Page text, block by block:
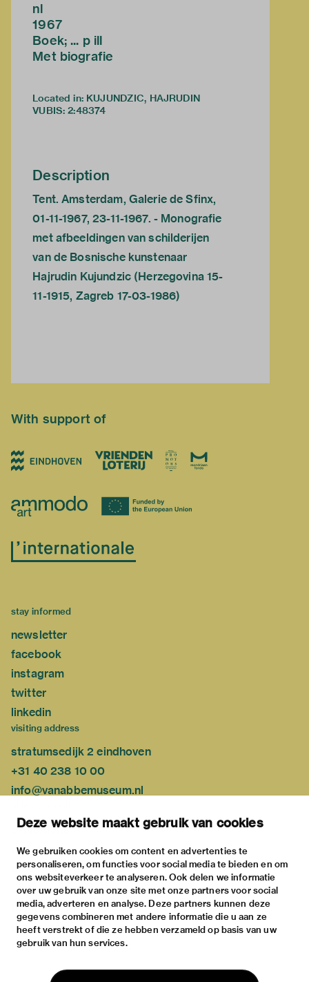
Deze website maakt gebruik van cookies
We gebruiken cookies om content en advertenties te
personaliseren, om functies voor social media te bieden en om
ons websiteverkeer te analyseren. Ook delen we informatie
over uw gebruik van onze site met onze partners voor social
media, adverteren en analyse. Deze partners kunnen deze
gegevens combineren met andere informatie die u aan ze
heeft verstrekt of die ze hebben verzameld op basis van uw
gebruik van hun services.
nl
1967
Boek; ... p ill
Met biografie
Located in: KUJUNDZIC, HAJRUDIN
VUBIS: 2:48374
Description
Tent. Amsterdam, Galerie de Sfinx,
01-11-1967, 23-11-1967. - Monografie
met afbeeldingen van schilderijen
van de Bosnische kunstenaar
Hajrudin Kujundzic (Herzegovina 15-
11-1915, Zagreb 17-03-1986)
With support of
stay informed
newsletter
facebook
instagram
twitter
linkedin
visiting address
stratumsedijk 2 eindhoven
+31 40 238 10 00
info@vanabbemuseum.nl
exhibitions
activities
practical information
about
the museum
the collection
foundations & partners